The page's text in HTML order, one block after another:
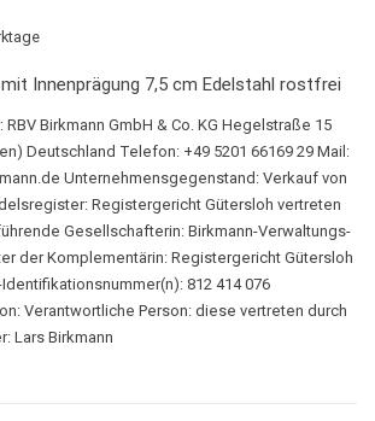
Innenprägung 7,5 cm Edelstahl rostfrei
RBV Birkmann GmbH & Co. KG Hegelstraße 15
Deutschland Telefon: +49 5201 66169 29 Mail:
Unternehmensgegenstand: Verkauf von
Registergericht Gütersloh vertreten
Gesellschafterin: Birkmann-Verwaltungs-
der Komplementärin: Registergericht Gütersloh
812 414 076
Verantwortliche Person: diese vertreten durch
Lars Birkmann